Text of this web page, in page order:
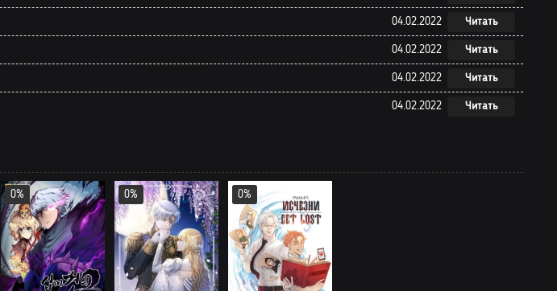
04.02.2022 Читать
04.02.2022 Читать
04.02.2022 Читать
04.02.2022 Читать
0% 0% 0%